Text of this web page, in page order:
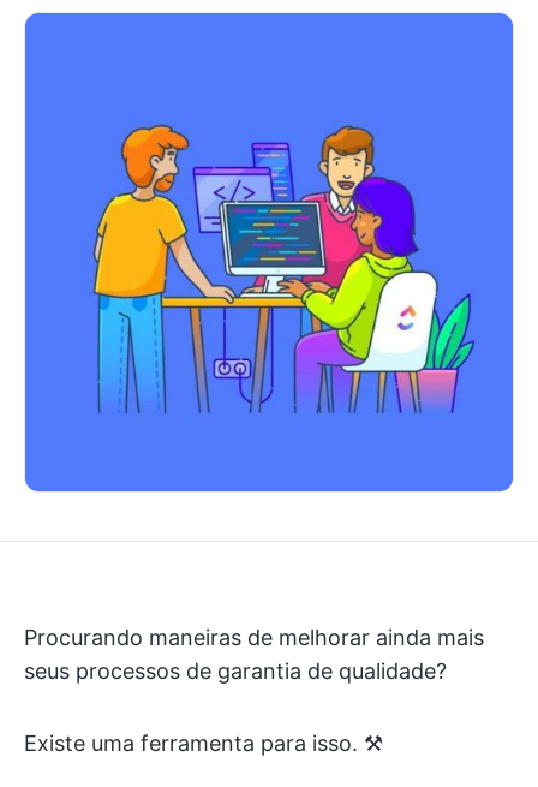
Procurando maneiras de melhorar ainda mais
seus processos de garantia de qualidade?
Existe uma ferramenta para isso. ⚒️